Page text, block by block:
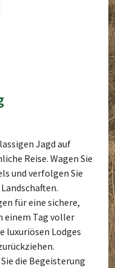
Jagd auf
Reise. Wagen Sie
und verfolgen Sie
für eine sichere,
einem Tag voller
luxuriösen Lodges
die Begeisterung